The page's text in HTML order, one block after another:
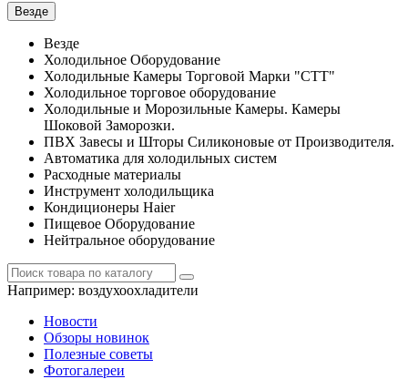
Везде
Везде
Холодильное Оборудование
Холодильные Камеры Торговой Марки "СТТ"
Холодильное торговое оборудование
Холодильные и Морозильные Камеры. Камеры
Шоковой Заморозки.
ПВХ Завесы и Шторы Силиконовые от Производителя.
Автоматика для холодильных систем
Расходные материалы
Инструмент холодильщика
Кондиционеры Haier
Пищевое Оборудование
Нейтральное оборудование
Например: воздухоохладители
Новости
Обзоры новинок
Полезные советы
Фотогалереи